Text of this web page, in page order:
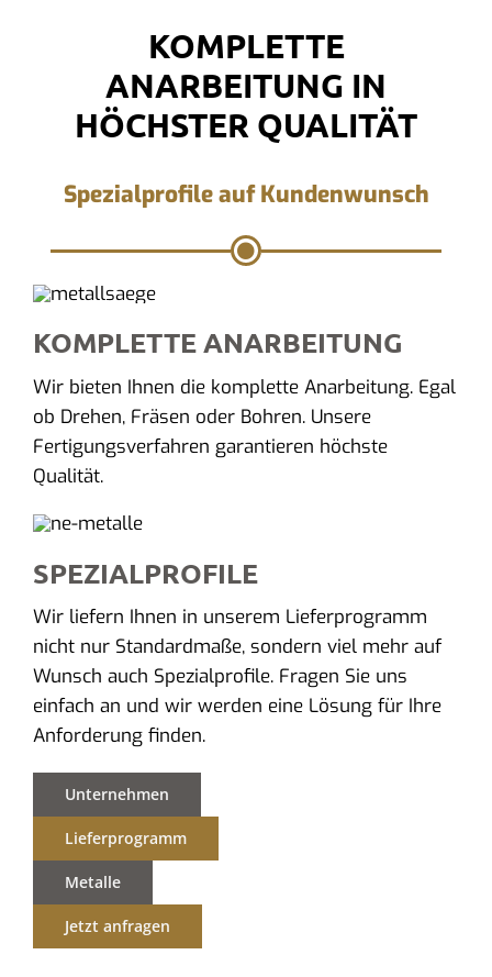
KOMPLETTE
ANARBEITUNG IN
HÖCHSTER QUALITÄT
Spezialprofile auf Kundenwunsch
KOMPLETTE ANARBEITUNG
Wir bieten Ihnen die komplette Anarbeitung. Egal
ob Drehen, Fräsen oder Bohren. Unsere
Fertigungsverfahren garantieren höchste
Qualität.
SPEZIALPROFILE
Wir liefern Ihnen in unserem Lieferprogramm
nicht nur Standardmaße, sondern viel mehr auf
Wunsch auch Spezialprofile. Fragen Sie uns
einfach an und wir werden eine Lösung für Ihre
Anforderung finden.
Unternehmen
Lieferprogramm
Metalle
Jetzt anfragen